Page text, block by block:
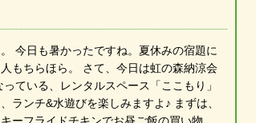
今日も暑かったですね。夏休みの宿題に
もちらほら。 さて、今日は虹の森納涼会
ている、レンタルスペース「ここもり」
ランチ&水遊びを楽しみますよ♪ まずは、